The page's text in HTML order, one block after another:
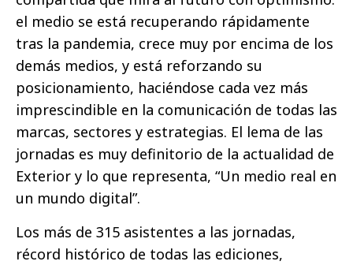
el medio se está recuperando rápidamente
tras la pandemia, crece muy por encima de los
demás medios, y está reforzando su
posicionamiento, haciéndose cada vez más
imprescindible en la comunicación de todas las
marcas, sectores y estrategias. El lema de las
jornadas es muy definitorio de la actualidad de
Exterior y lo que representa, “Un medio real en
un mundo digital”.
Los más de 315 asistentes a las jornadas,
récord histórico de todas las ediciones,